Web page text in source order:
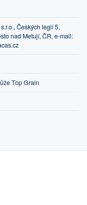
Českých legií 5,
nad Metují, ČR, e-mail:
Top Grain